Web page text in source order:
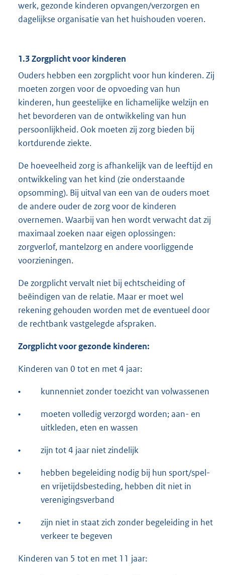
werk, gezonde kinderen opvangen/verzorgen en
dagelijkse organisatie van het huishouden voeren.
1.3 Zorgplicht voor kinderen
Ouders hebben een zorgplicht voor hun kinderen. Zij
moeten zorgen voor de opvoeding van hun
kinderen, hun geestelijke en lichamelijke welzijn en
het bevorderen van de ontwikkeling van hun
persoonlijkheid. Ook moeten zij zorg bieden bij
kortdurende ziekte.
De hoeveelheid zorg is afhankelijk van de leeftijd en
ontwikkeling van het kind (zie onderstaande
opsomming). Bij uitval van een van de ouders moet
de andere ouder de zorg voor de kinderen
overnemen. Waarbij van hen wordt verwacht dat zij
maximaal zoeken naar eigen oplossingen:
zorgverlof, mantelzorg en andere voorliggende
voorzieningen.
De zorgplicht vervalt niet bij echtscheiding of
beëindigen van de relatie. Maar er moet wel
rekening gehouden worden met de eventueel door
de rechtbank vastgelegde afspraken.
Zorgplicht voor gezonde kinderen:
Kinderen van 0 tot en met 4 jaar:
• kunnenniet zonder toezicht van volwassenen
•
moeten volledig verzorgd worden; aan- en
uitkleden, eten en wassen
• zijn tot 4 jaar niet zindelijk
•
hebben begeleiding nodig bij hun sport/spel-
en vrijetijdsbesteding, hebben dit niet in
verenigingsverband
•
zijn niet in staat zich zonder begeleiding in het
verkeer te begeven
Kinderen van 5 tot en met 11 jaar: